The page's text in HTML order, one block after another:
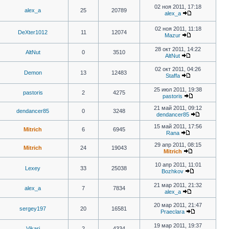
alex_a 25 20789
02 ноя 2011, 17:18
alex_a
DeXter1012 11 12074
02 ноя 2011, 11:18
Mazur
AltNut 0 3510
28 окт 2011, 14:22
AltNut
Demon 13 12483
02 окт 2011, 04:26
Staffa
pastoris 2 4275
25 июл 2011, 19:38
pastoris
dendancer85 0 3248
21 май 2011, 09:12
dendancer85
Mitrich 6 6945
15 май 2011, 17:56
Rana
Mitrich 24 19043
29 апр 2011, 08:15
Mitrich
Lexey 33 25038
10 апр 2011, 11:01
Bozhkov
alex_a 7 7834
21 мар 2011, 21:32
alex_a
sergey197 20 16581
20 мар 2011, 21:47
Praeclara
19 мар 2011, 19:37